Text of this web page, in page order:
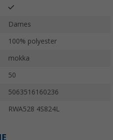
Dames
100% polyester
mokka
50
5063516160236
RWA528 4S824L